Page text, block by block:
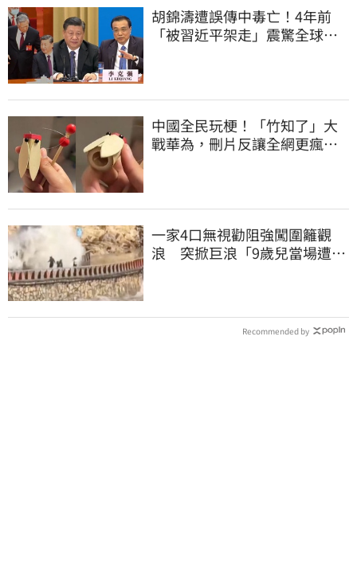
胡錦濤遭誤傳中毒亡！4年前
「被習近平架走」震驚全球
中國全民玩梗！「竹知了」大
戰華為，刪片反讓全網更瘋
一家4口無視勸阻強闖圍籬觀
浪 突掀巨浪「9歲兒當場遭捲
Recommended by